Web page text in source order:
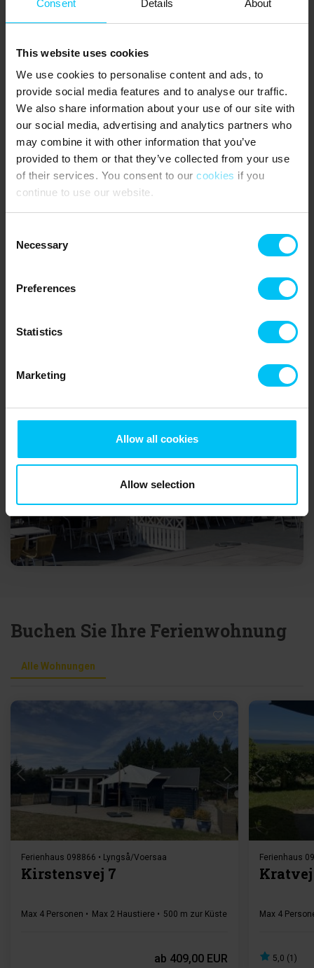
Consent Details About
This website uses cookies
We use cookies to personalise content and ads, to
provide social media features and to analyse our traffic.
We also share information about your use of our site with
our social media, advertising and analytics partners who
may combine it with other information that you’ve
provided to them or that they’ve collected from your use
of their services. You consent to our cookies if you
continue to use our website.
Selection
Necessary
Preferences
Statistics
Marketing
Allow all cookies
Allow selection
Ferienwohnungen in Frederikshavn
Buchen Sie Ihre Ferienwohnung
Alle Wohnungen
Lädt ...
Ferienhaus 098866 • Lyngså/Voersaa
Kirstensvej 7
Max 4 Personen Max 2 Haustiere 500 m zur Küste 2 Schlafzimmer
ab 409,00 EUR
Ferienhaus
Kratvej
Max 4
5,0 (1)